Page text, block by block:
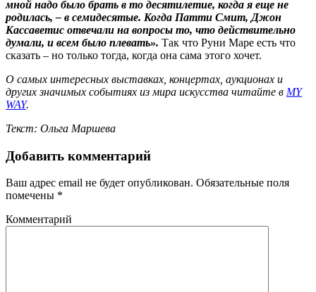
мной надо было брать в то десятилетие, когда я еще не
родилась, – в семидесятые. Когда Патти Смит, Джон
Кассаветис отвечали на вопросы то, что действительно
думали, и всем было плевать». Так что Руни Маре есть что
сказать – но только тогда, когда она сама этого хочет.
О самых интересных выставках, концертах, аукционах и
других значимых событиях из мира искусства читайте в MY
WAY.
Текст: Ольга Маршева
Добавить комментарий
Ваш адрес email не будет опубликован. Обязательные поля
помечены *
Комментарий